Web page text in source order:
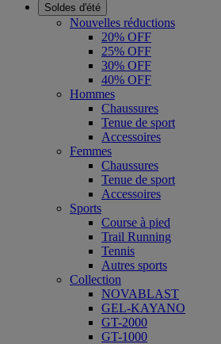
Soldes d'été
Nouvelles réductions
20% OFF
25% OFF
30% OFF
40% OFF
Hommes
Chaussures
Tenue de sport
Accessoires
Femmes
Chaussures
Tenue de sport
Accessoires
Sports
Course à pied
Trail Running
Tennis
Autres sports
Collection
NOVABLAST
GEL-KAYANO
GT-2000
GT-1000